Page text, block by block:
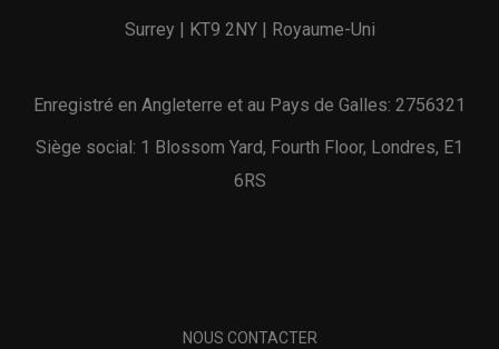
Surrey | KT9 2NY | Royaume-Uni
Enregistré en Angleterre et au Pays de Galles: 2756321
Siège social: 1 Blossom Yard, Fourth Floor, Londres, E1
6RS
NOUS CONTACTER